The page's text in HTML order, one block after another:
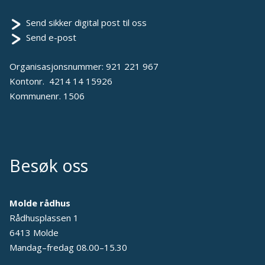
Send sikker digital post til oss
Send e-post
Organisasjonsnummer: 921 221 967
Kontonr. 4214 14 15926
Kommunenr. 1506
Besøk oss
Molde rådhus
Rådhusplassen 1
6413 Molde
Mandag–fredag 08.00–15.30